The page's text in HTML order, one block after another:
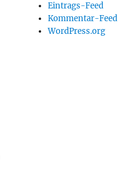
Eintrags-Feed
Kommentar-Feed
WordPress.org